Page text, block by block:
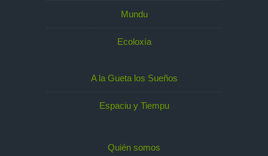
Mundu
Ecoloxía
A la Gueta los Sueños
Espaciu y Tiempu
Quién somos